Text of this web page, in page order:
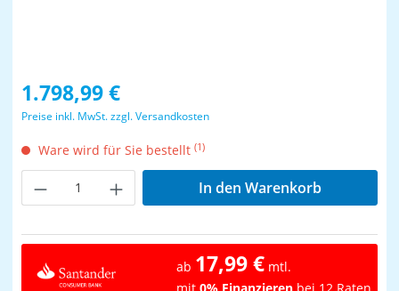
Regulärer Preis:
1.798,99 €
Preise inkl. MwSt. zzgl. Versandkosten
Ware wird für Sie bestellt (1)
Produkt Anzahl: Gib den gewünschten
In den Warenkorb
ab 17,99 € mtl.